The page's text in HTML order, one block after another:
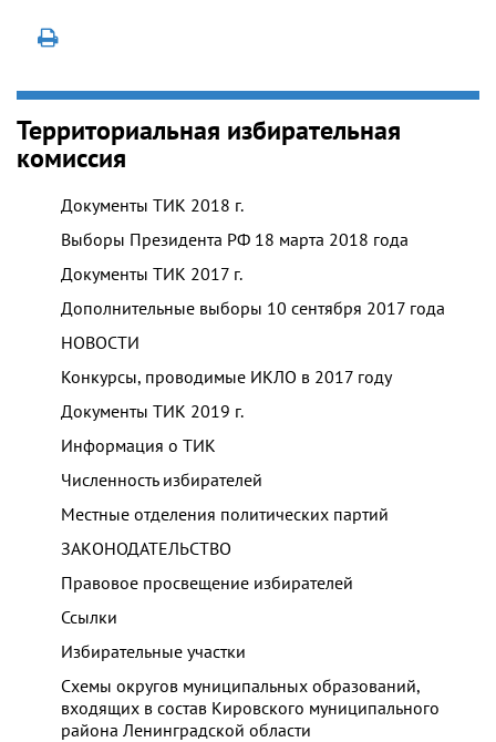
Территориальная избирательная
комиссия
Документы ТИК 2018 г.
Выборы Президента РФ 18 марта 2018 года
Документы ТИК 2017 г.
Дополнительные выборы 10 сентября 2017 года
НОВОСТИ
Конкурсы, проводимые ИКЛО в 2017 году
Документы ТИК 2019 г.
Информация о ТИК
Численность избирателей
Местные отделения политических партий
ЗАКОНОДАТЕЛЬСТВО
Правовое просвещение избирателей
Ссылки
Избирательные участки
Схемы округов муниципальных образований,
входящих в состав Кировского муниципального
района Ленинградской области